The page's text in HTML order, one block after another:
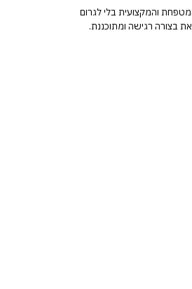
והמקצועית בלי לגרום
בצורה רגישה ומתוכננת.